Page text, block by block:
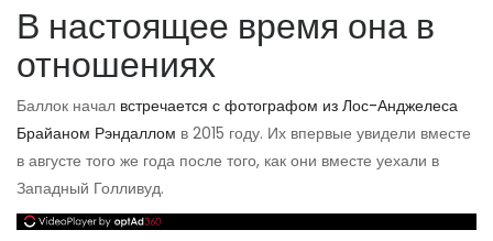
В настоящее время она в
отношениях
Баллок начал встречается с фотографом из Лос-Анджелеса
Брайаном Рэндаллом в 2015 году. Их впервые увидели вместе
в августе того же года после того, как они вместе уехали в
Западный Голливуд.